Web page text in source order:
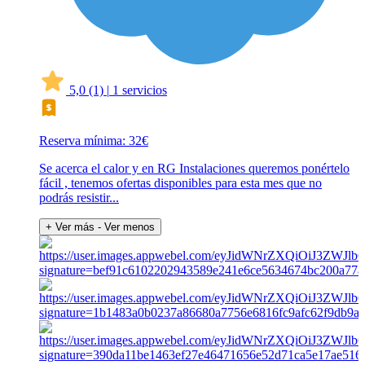
5,0 (1) | 1 servicios
Reserva mínima: 32€
Se acerca el calor y en RG Instalaciones queremos ponértelo
fácil , tenemos ofertas disponibles para esta mes que no
podrás resistir...
+ Ver más - Ver menos